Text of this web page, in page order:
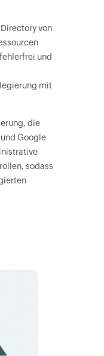
von
und
mit
die
Google
sodass